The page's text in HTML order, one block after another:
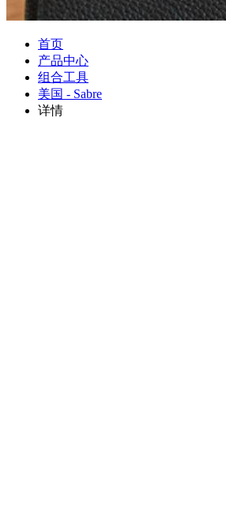
首页
产品中心
组合工具
美国 - Sabre
详情